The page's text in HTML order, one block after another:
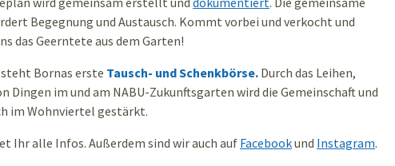
Begegnung und Austausch. Kommt vorbei und verkocht und
das Geerntete aus dem Garten!
Bornas erste Tausch- und Schenkbörse. Durch das Leihen,
Dingen im und am NABU-Zukunftsgarten wird die Gemeinschaft und
im Wohnviertel gestärkt.
Ihr alle Infos. Außerdem sind wir auch auf Facebookund Instagram.